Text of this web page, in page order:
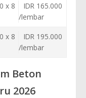
x 8
IDR 165.000
/lembar
x 8
IDR 195.000
/lembar
Beton
2026